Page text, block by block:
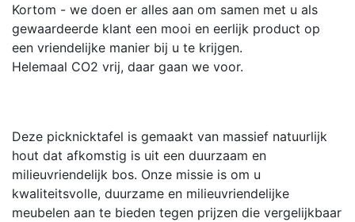
Kortom - we doen er alles aan om samen met u als
gewaardeerde klant een mooi en eerlijk product op
een vriendelijke manier bij u te krijgen.
Helemaal CO2 vrij, daar gaan we voor.
Deze picknicktafel is gemaakt van massief natuurlijk
hout dat afkomstig is uit een duurzaam en
milieuvriendelijk bos. Onze missie is om u
kwaliteitsvolle, duurzame en milieuvriendelijke
meubelen aan te bieden tegen prijzen die vergelijkbaar